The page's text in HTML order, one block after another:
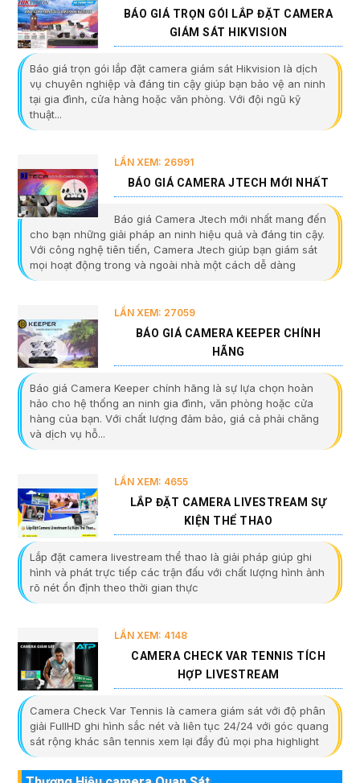
BÁO GIÁ TRỌN GÓI LẮP ĐẶT CAMERA
GIÁM SÁT HIKVISION
Báo giá trọn gói lắp đặt camera giám sát Hikvision là dịch
vụ chuyên nghiệp và đáng tin cậy giúp bạn bảo vệ an ninh
tại gia đình, cửa hàng hoặc văn phòng. Với đội ngũ kỹ
thuật...
LẦN XEM: 26991
BÁO GIÁ CAMERA JTECH MỚI NHẤT
Báo giá Camera Jtech mới nhất mang đến
cho bạn những giải pháp an ninh hiệu quả và đáng tin cậy.
Với công nghệ tiên tiến, Camera Jtech giúp bạn giám sát
mọi hoạt động trong và ngoài nhà một cách dễ dàng
LẦN XEM: 27059
BÁO GIÁ CAMERA KEEPER CHÍNH
HÃNG
Báo giá Camera Keeper chính hãng là sự lựa chọn hoàn
hảo cho hệ thống an ninh gia đình, văn phòng hoặc cửa
hàng của bạn. Với chất lượng đảm bảo, giá cả phải chăng
và dịch vụ hỗ...
LẦN XEM: 4655
LẮP ĐẶT CAMERA LIVESTREAM SỰ
KIỆN THỂ THAO
Lắp đặt camera livestream thể thao là giải pháp giúp ghi
hình và phát trực tiếp các trận đấu với chất lượng hình ảnh
rõ nét ổn định theo thời gian thực
LẦN XEM: 4148
CAMERA CHECK VAR TENNIS TÍCH
HỢP LIVESTREAM
Camera Check Var Tennis là camera giám sát với độ phân
giải FullHD ghi hình sắc nét và liên tục 24/24 với góc quang
sát rộng khác sân tennis xem lại đầy đủ mọi pha highlight